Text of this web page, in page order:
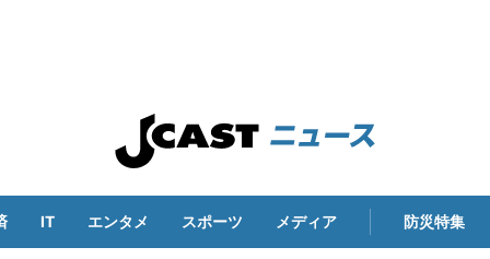
IT エンタメ スポーツ メディア 防災特集